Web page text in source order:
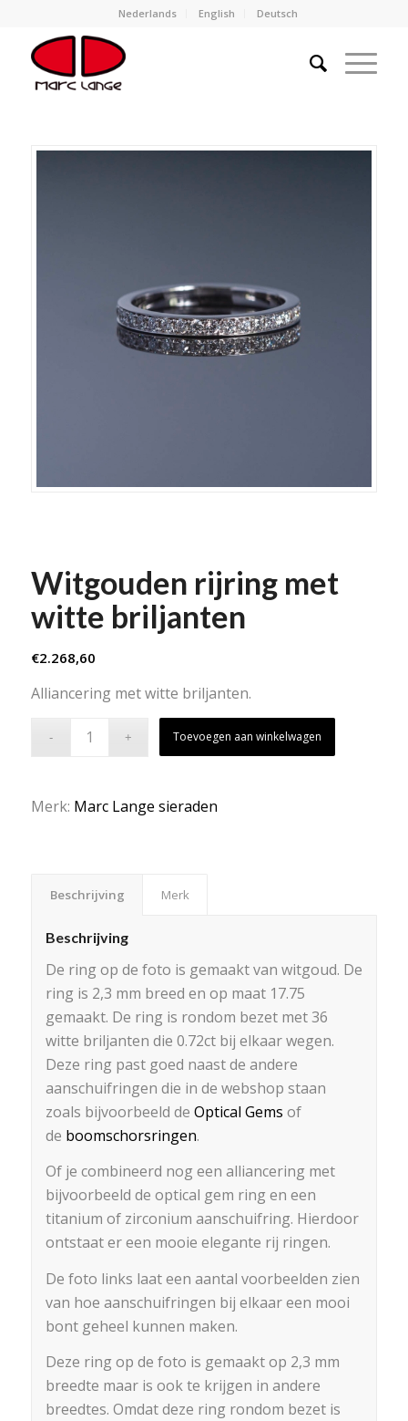
Nederlands English Deutsch
Witgouden rijring met
witte briljanten
€2.268,60
Alliancering met witte briljanten.
Toevoegen aan winkelwagen
Merk: Marc Lange sieraden
Beschrijving Merk
Beschrijving
De ring op de foto is gemaakt van witgoud. De
ring is 2,3 mm breed en op maat 17.75
gemaakt. De ring is rondom bezet met 36
witte briljanten die 0.72ct bij elkaar wegen.
Deze ring past goed naast de andere
aanschuifringen die in de webshop staan
zoals bijvoorbeeld de Optical Gems of
de boomschorsringen.
Of je combineerd nog een alliancering met
bijvoorbeeld de optical gem ring en een
titanium of zirconium aanschuifring. Hierdoor
ontstaat er een mooie elegante rij ringen.
De foto links laat een aantal voorbeelden zien
van hoe aanschuifringen bij elkaar een mooi
bont geheel kunnen maken.
Deze ring op de foto is gemaakt op 2,3 mm
breedte maar is ook te krijgen in andere
breedtes. Omdat deze ring rondom bezet is